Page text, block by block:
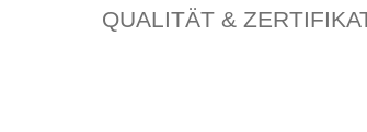
QUALITÄT &